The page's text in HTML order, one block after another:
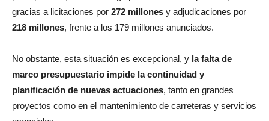
gracias a licitaciones por 272 millones y adjudicaciones por
218 millones, frente a los 179 millones anunciados.
No obstante, esta situación es excepcional, y la falta de
marco presupuestario impide la continuidad y
planificación de nuevas actuaciones, tanto en grandes
proyectos como en el mantenimiento de carreteras y servicios